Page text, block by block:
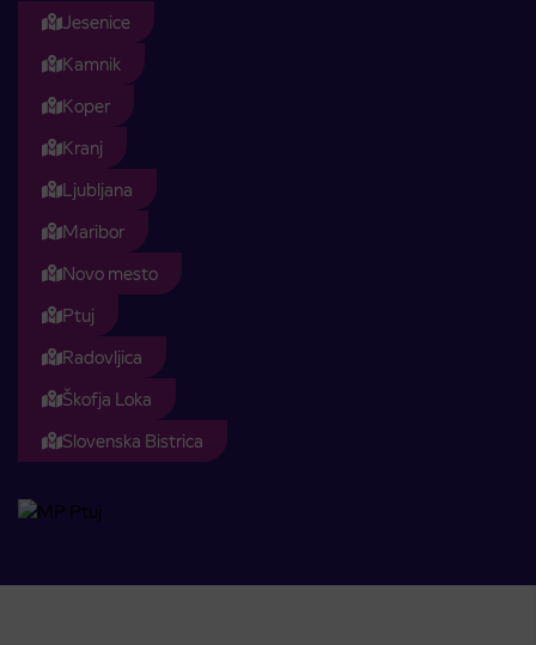
Jesenice
Kamnik
Koper
Kranj
Ljubljana
Maribor
Novo mesto
Ptuj
Radovljica
Škofja Loka
Slovenska Bistrica